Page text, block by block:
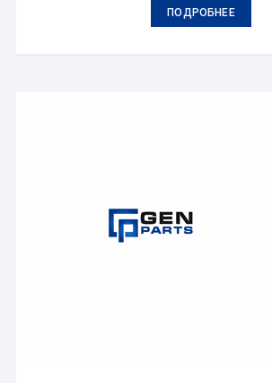
ПОДРОБНЕЕ